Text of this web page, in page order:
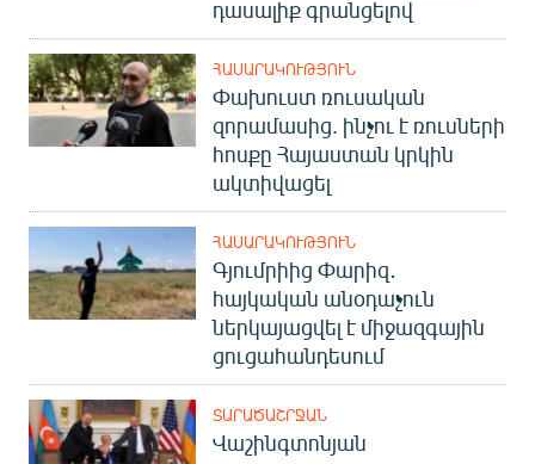
դասալիք գրանցելով
ՀԱՍԱՐԱԿՈՒԹՅՈՒՆ
Փախուստ ռուսական
զորամասից. ինչու է ռուսների
հոսքը Հայաստան կրկին
ակտիվացել
ՀԱՍԱՐԱԿՈՒԹՅՈՒՆ
Գյումրիից Փարիզ․
հայկական անօդաչուն
ներկայացվել է միջազգային
ցուցահանդեսում
ՏԱՐԱԾԱՇՐՋԱՆ
Վաշինգտոնյան